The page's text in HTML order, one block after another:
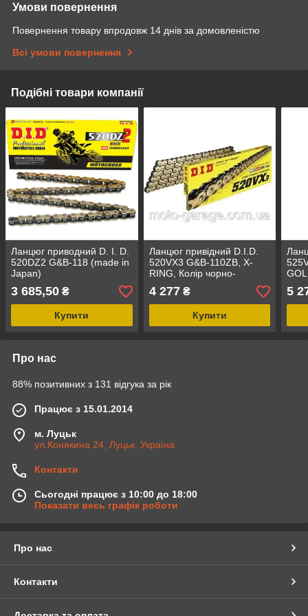
Умови повернення
Повернення товару впродовж 14 днів за домовленістю
Всі умови повернення
Подібні товари компанії
Ланцюг приводний D. I. D.
520DZ2 G&B-118 (made in
Japan)
3 685,50 ₴
Купити
Ланцюг привідний D.I.D.
520VX3 G&B-110ZB, X-
RING, Колір чорно-
золотий, Origin Japan
4 277₴
Купити
5
Про нас
88% позитивних з 131 відгука за рік
Працює з 15.01.2014
м. Луцьк
ул.Конякина 24, Луцьк, Україна
Контакти
Сьогодні працює з 10:00 до 18:00
Показати весь графік роботи
Про нас
Контакти